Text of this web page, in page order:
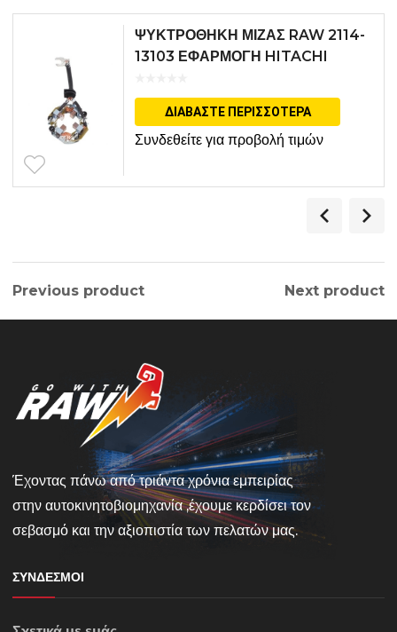
ΨΥΚΤΡΟΘΗΚΗ ΜΙΖΑΣ RAW 2114-
13103 ΕΦΑΡΜΟΓΗ HITACHI
ΔΙΑΒΆΣΤΕ ΠΕΡΙΣΣΌΤΕΡΑ
Συνδεθείτε για προβολή τιμών
Previous product Next product
Έχοντας πάνω από τριάντα χρόνια εμπειρίας
στην αυτοκινητοβιομηχανία ,έχουμε κερδίσει τον
σεβασμό και την αξιοπιστία των πελατών μας.
ΣΎΝΔΕΣΜΟΙ